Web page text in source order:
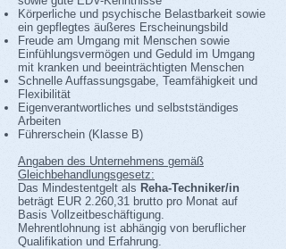
Körperliche und psychische Belastbarkeit sowie
ein gepflegtes äußeres Erscheinungsbild
Freude am Umgang mit Menschen sowie
Einfühlungsvermögen und Geduld im Umgang
mit kranken und beeinträchtigten Menschen
Schnelle Auffassungsgabe, Teamfähigkeit und
Flexibilität
Eigenverantwortliches und selbstständiges
Arbeiten
Führerschein (Klasse B)
Angaben des Unternehmens gemäß
Gleichbehandlungsgesetz:
Das Mindestentgelt als Reha-Techniker/in
beträgt EUR 2.260,31 brutto pro Monat auf
Basis Vollzeitbeschäftigung.
Mehrentlohnung ist abhängig von beruflicher
Qualifikation und Erfahrung.